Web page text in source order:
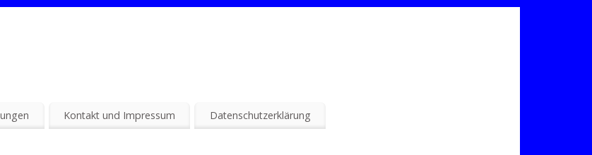
Kontakt und Impressum Datenschutzerklärung